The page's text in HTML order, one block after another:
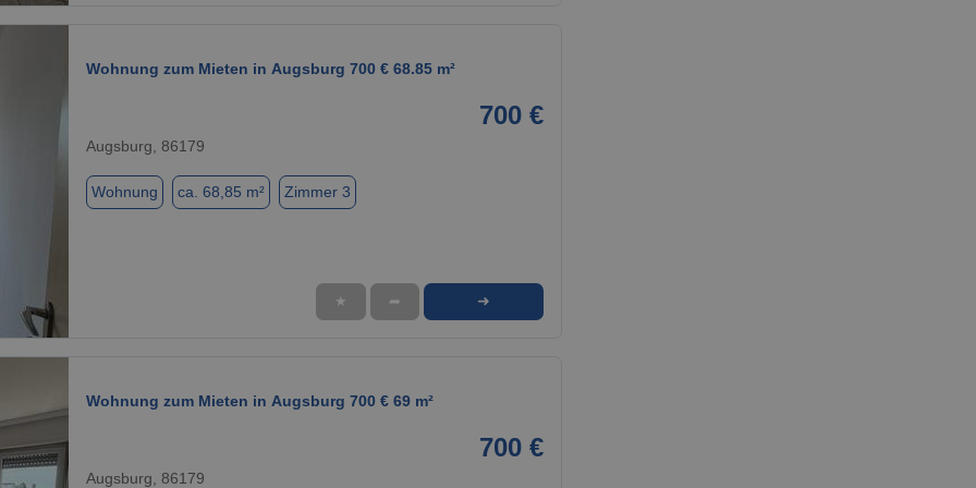
1 / 1
Wohnung zum Mieten in Augsburg 700 € 68.85 m²
700 €
Augsburg, 86179
Wohnung ca. 68,85 m² Zimmer 3
★ ➦ ➜
Wohnung zum Mieten in Augsburg 700 € 69 m²
700 €
Augsburg, 86179